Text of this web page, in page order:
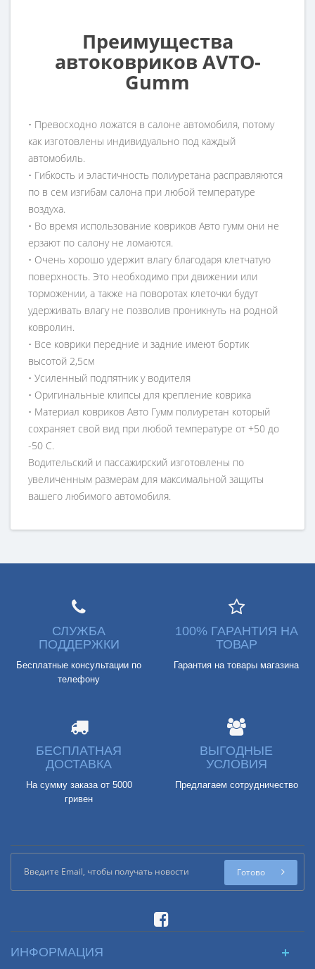
Преимущества
автоковриков AVTO-
Gumm
• Превосходно ложатся в салоне автомобиля, потому
как изготовлены индивидуально под каждый
автомобиль.
• Гибкость и эластичность полиуретана расправляются
по в сем изгибам салона при любой температуре
воздуха.
• Во время использование ковриков Авто гумм они не
ерзают по салону не ломаются.
• Очень хорошо удержит влагу благодаря клетчатую
поверхность. Это необходимо при движении или
торможении, а также на поворотах клеточки будут
удерживать влагу не позволив проникнуть на родной
ковролин.
• Все коврики передние и задние имеют бортик
высотой 2,5см
• Усиленный подпятник у водителя
• Оригинальные клипсы для крепление коврика
• Материал ковриков Авто Гумм полиуретан который
сохраняет свой вид при любой температуре от +50 до
-50 С.
Водительский и пассажирский изготовлены по
увеличенным размерам для максимальной защиты
вашего любимого автомобиля.
СЛУЖБА
ПОДДЕРЖКИ
Бесплатные консультации по
телефону
100% ГАРАНТИЯ НА
ТОВАР
Гарантия на товары магазина
БЕСПЛАТНАЯ
ДОСТАВКА
На сумму заказа от 5000
гривен
ВЫГОДНЫЕ
УСЛОВИЯ
Предлагаем сотрудничество
Готово
ИНФОРМАЦИЯ